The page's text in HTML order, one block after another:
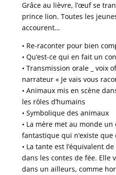
Grâce au lièvre, l’œuf se
prince lion. Toutes les
accourent…
• Re-raconter pour bien
• Qu’est-ce qui en fait un
• Transmission orale _ voix
narrateur « Je vais vous
• Animaux mis en scène
les rôles d’humains
• Symbolique des animaux
• La mère met au monde
fantastique qui n’existe que
• La tante est l’équivalent
dans les contes de fée. Elle
dans un ailleurs, comme